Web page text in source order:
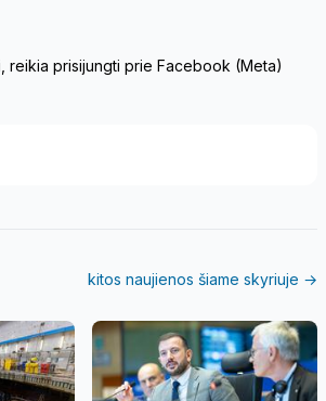
reikia prisijungti prie Facebook (Meta)
kitos naujienos šiame skyriuje →